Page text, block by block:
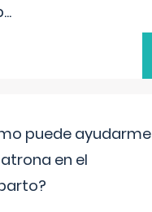
...
puede ayudarme
en el